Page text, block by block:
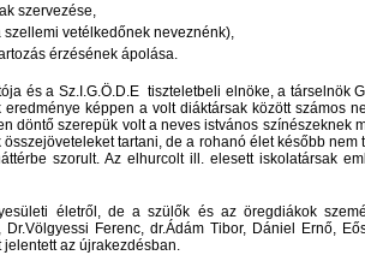
szervezése,
vetélkedőnek neveznénk),
érzésének ápolása.
és a Sz.I.G.Ö.D.E tiszteletbeli elnöke, a társelnök
képpen a volt diáktársak között számos
döntő szerepük volt a neves istvános
tartani, de a rohanó élet később
szorult. Az elhurcolt ill. elesett iskolatársak
életről, de a szülők és az öregdiákok
Ferenc, dr.Ádám Tibor, Dániel Ernő,
az újrakezdésban.